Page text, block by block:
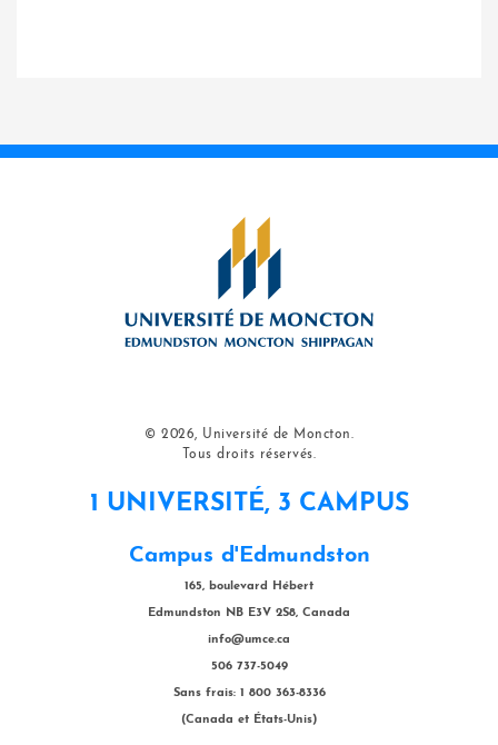
© 2026, Université de Moncton.
Tous droits réservés.
1 UNIVERSITÉ, 3 CAMPUS
Campus d'Edmundston
165, boulevard Hébert
Edmundston NB E3V 2S8, Canada
info@umce.ca
506 737-5049
Sans frais: 1 800 363-8336
(Canada et États-Unis)